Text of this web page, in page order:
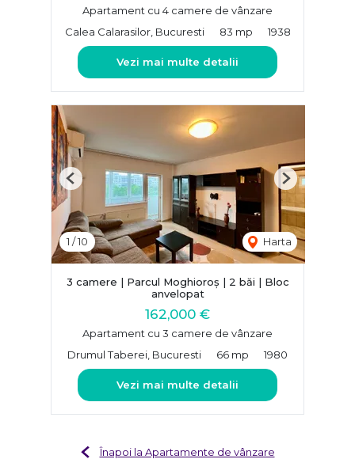
Apartament cu 4 camere de vânzare
Calea Calarasilor, Bucuresti
83 mp 1938
Vezi mai multe detalii
1 /10 Harta
Previous Next
3 camere | Parcul Moghioroș | 2 băi | Bloc
anvelopat
162,000 €
Apartament cu 3 camere de vânzare
Drumul Taberei, Bucuresti
66 mp 1980
Vezi mai multe detalii
Înapoi la Apartamente de vânzare